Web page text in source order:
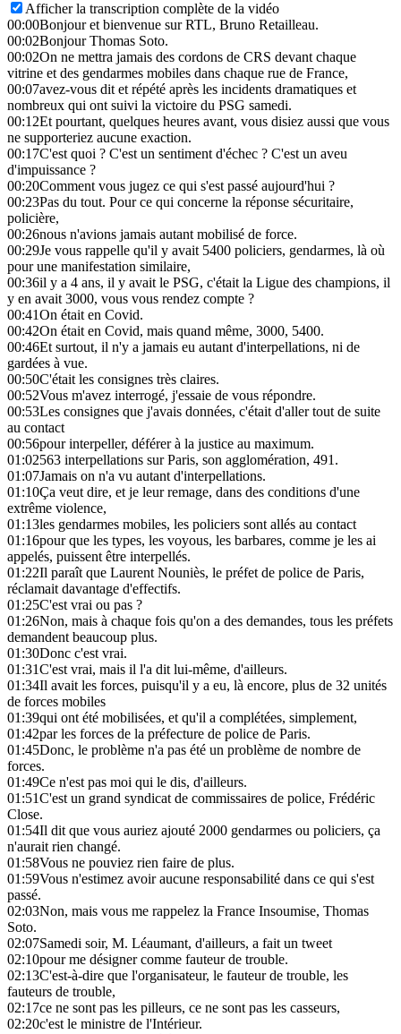
Afficher la transcription complète de la vidéo
00:00Bonjour et bienvenue sur RTL, Bruno Retailleau.
00:02Bonjour Thomas Soto.
00:02On ne mettra jamais des cordons de CRS devant chaque
vitrine et des gendarmes mobiles dans chaque rue de France,
00:07avez-vous dit et répété après les incidents dramatiques et
nombreux qui ont suivi la victoire du PSG samedi.
00:12Et pourtant, quelques heures avant, vous disiez aussi que vous
ne supporteriez aucune exaction.
00:17C'est quoi ? C'est un sentiment d'échec ? C'est un aveu
d'impuissance ?
00:20Comment vous jugez ce qui s'est passé aujourd'hui ?
00:23Pas du tout. Pour ce qui concerne la réponse sécuritaire,
policière,
00:26nous n'avions jamais autant mobilisé de force.
00:29Je vous rappelle qu'il y avait 5400 policiers, gendarmes, là où
pour une manifestation similaire,
00:36il y a 4 ans, il y avait le PSG, c'était la Ligue des champions, il
y en avait 3000, vous vous rendez compte ?
00:41On était en Covid.
00:42On était en Covid, mais quand même, 3000, 5400.
00:46Et surtout, il n'y a jamais eu autant d'interpellations, ni de
gardées à vue.
00:50C'était les consignes très claires.
00:52Vous m'avez interrogé, j'essaie de vous répondre.
00:53Les consignes que j'avais données, c'était d'aller tout de suite
au contact
00:56pour interpeller, déférer à la justice au maximum.
01:02563 interpellations sur Paris, son agglomération, 491.
01:07Jamais on n'a vu autant d'interpellations.
01:10Ça veut dire, et je leur remage, dans des conditions d'une
extrême violence,
01:13les gendarmes mobiles, les policiers sont allés au contact
01:16pour que les types, les voyous, les barbares, comme je les ai
appelés, puissent être interpellés.
01:22Il paraît que Laurent Nouniès, le préfet de police de Paris,
réclamait davantage d'effectifs.
01:25C'est vrai ou pas ?
01:26Non, mais à chaque fois qu'on a des demandes, tous les préfets
demandent beaucoup plus.
01:30Donc c'est vrai.
01:31C'est vrai, mais il l'a dit lui-même, d'ailleurs.
01:34Il avait les forces, puisqu'il y a eu, là encore, plus de 32 unités
de forces mobiles
01:39qui ont été mobilisées, et qu'il a complétées, simplement,
01:42par les forces de la préfecture de police de Paris.
01:45Donc, le problème n'a pas été un problème de nombre de
forces.
01:49Ce n'est pas moi qui le dis, d'ailleurs.
01:51C'est un grand syndicat de commissaires de police, Frédéric
Close.
01:54Il dit que vous auriez ajouté 2000 gendarmes ou policiers, ça
n'aurait rien changé.
01:58Vous ne pouviez rien faire de plus.
01:59Vous n'estimez avoir aucune responsabilité dans ce qui s'est
passé.
02:03Non, mais vous me rappelez la France Insoumise, Thomas
Soto.
02:07Samedi soir, M. Léaumant, d'ailleurs, a fait un tweet
02:10pour me désigner comme fauteur de trouble.
02:13C'est-à-dire que l'organisateur, le fauteur de trouble, les
fauteurs de trouble,
02:17ce ne sont pas les pilleurs, ce ne sont pas les casseurs,
02:20c'est le ministre de l'Intérieur.